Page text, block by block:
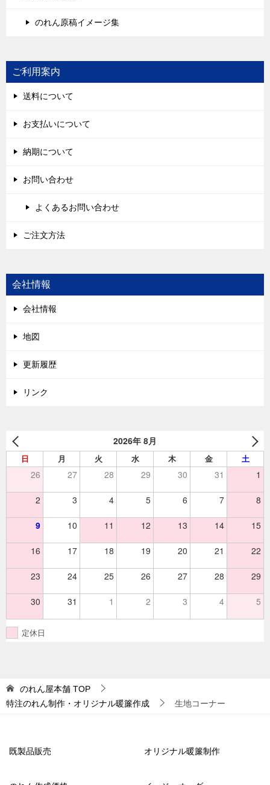
のれん原稿イメージ集
ご利用案内
送料について
お支払いについて
納期について
お問い合わせ
よくあるお問い合わせ
ご注文方法
会社情報
会社情報
地図
更新履歴
リンク
2026年 8月
日 月 火 水 木 金 土
26 27 28 29 30 31 1
2 3 4 5 6 7 8
9 10 11 12 13 14 15
16 17 18 19 20 21 22
23 24 25 26 27 28 29
30 31 1 2 3 4 5
定休日
のれん屋本舗 TOP
特注のれん制作・オリジナル暖簾作成
生地コーナー
既製品販売 オリジナル暖簾制作